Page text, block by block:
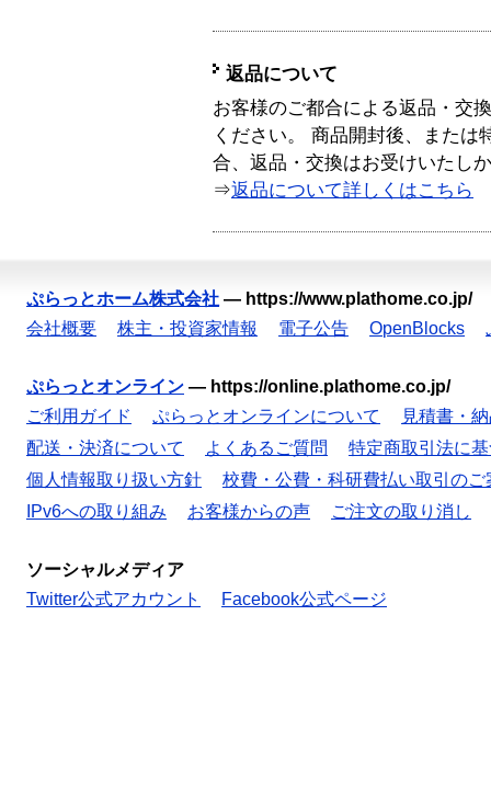
返品について
お客様のご都合による返品・交
ください。 商品開封後、または
合、返品・交換はお受けいたし
⇒返品について詳しくはこちら
ぷらっとホーム株式会社 — https://www.plathome.co.jp/
会社概要
株主・投資家情報 電子公告 OpenBlocks
ぷらっとオンライン — https://online.plathome.co.jp/
ご利用ガイド
ぷらっとオンラインについて
見積書・
配送・決済について
よくあるご質問
特定商取引法に
個人情報取り扱い方針
校費・公費・科研費払い取引のご
IPv6への取り組み
お客様からの声 ご注文の取り消し
ソーシャルメディア
Twitter公式アカウント
Facebook公式ページ